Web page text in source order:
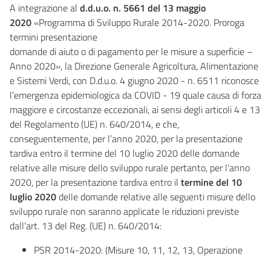
A integrazione al d.d.u.o. n. 5661 del 13 maggio
2020«Programma di Sviluppo Rurale 2014-2020. Proroga
termini presentazione
domande di aiuto o di pagamento per le misure a superficie –
Anno 2020», la Direzione Generale Agricoltura, Alimentazione
e Sistemi Verdi, con D.d.u.o. 4 giugno 2020 - n. 6511 riconosce
l’emergenza epidemiologica da COVID - 19 quale causa di forza
maggiore e circostanze eccezionali, ai sensi degli articoli 4 e 13
del Regolamento (UE) n. 640/2014, e che,
conseguentemente, per l’anno 2020, per la presentazione
tardiva entro il termine del 10 luglio 2020 delle domande
relative alle misure dello sviluppo rurale pertanto, per l’anno
2020, per la presentazione tardiva entro il termine del 10
luglio 2020delle domande relative alle seguenti misure dello
sviluppo rurale non saranno applicate le riduzioni previste
dall’art. 13 del Reg. (UE) n. 640/2014:
PSR 2014-2020: (Misure 10, 11, 12, 13, Operazione